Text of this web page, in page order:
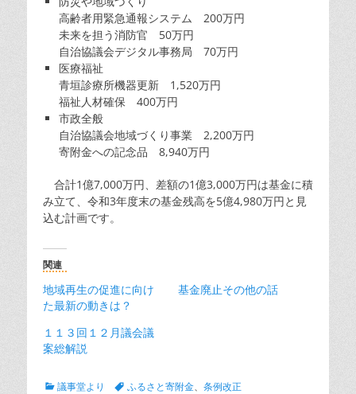
高齢者用緊急通報システム 200万円
未来を担う消防官 50万円
自治協議会デジタル事務局 70万円
医療福祉
青垣診療所機器更新 1,520万円
福祉人材確保 400万円
市政全般
自治協議会地域づくり事業 2,200万円
寄附金への記念品 8,940万円
合計1億7,000万円、差額の1億3,000万円は基金に積
み立て、令和3年度末の基金残高を5億4,980万円と見
込む計画です。
関連
地域再生の促進に向け
た最新の動きは？
基金廃止その他の話
１１３回１２月議会議
案総解説
カ 議事堂より
タ ふるさと寄附金、 条例改正